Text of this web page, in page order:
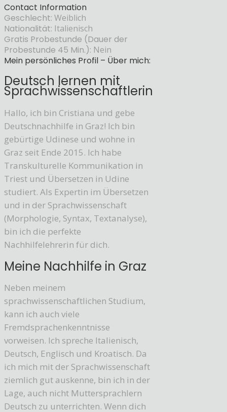
Contact Information
Geschlecht: Weiblich
Nationalität: Italienisch
Gratis Probestunde (Dauer der
Probestunde 45 Min.): Nein
Mein persönliches Profil – Über mich:
Deutsch lernen mit
Sprachwissenschaftlerin
Hallo, ich bin Cristiana und gebe
Deutschnachhilfe in Graz! Ich bin
gebürtige Udinese und wohne in
Graz seit Ende 2015. Ich habe
Transkulturelle Kommunikation in
Triest und Übersetzen in Udine
studiert. Als Expertin im Übersetzen
und in der Sprachwissenschaft
(Morphologie, Syntax, Textanalyse),
bin ich die perfekte
Nachhilfelehrerin für dich.
Meine Nachhilfe in Graz
Neben meinem
sprachwissenschaftlichen Studium,
kann ich auch viele
Fremdsprachenkenntnisse
vorweisen. Ich spreche Italienisch,
Deutsch, Englisch und Kroatisch. Da
ich mich mit der Sprachwissenschaft
ziemlich gut auskenne, bin ich in der
Lage, auch nicht Muttersprachlern
Deutsch zu unterrichten. Wenn dich